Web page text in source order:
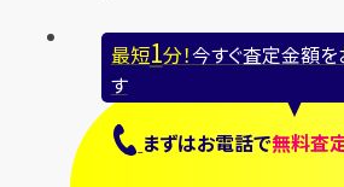
最短1分！今すぐ査定金額を
す
まずはお電話で無料査